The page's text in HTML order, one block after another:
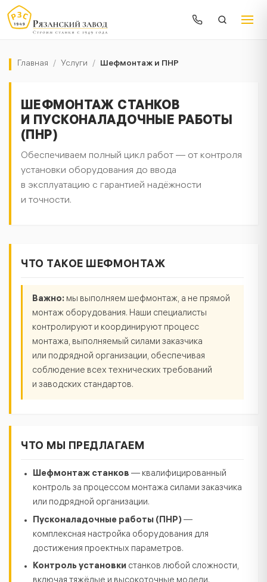
Главная / Услуги / Шефмонтаж и ПНР
ШЕФМОНТАЖ СТАНКОВ
И ПУСКОНАЛАДОЧНЫЕ РАБОТЫ
(ПНР)
Обеспечиваем полный цикл работ — от контроля
установки оборудования до ввода
в эксплуатацию с гарантией надёжности
и точности.
ЧТО ТАКОЕ ШЕФМОНТАЖ
Важно: мы выполняем шефмонтаж, а не прямой
монтаж оборудования. Наши специалисты
контролируют и координируют процесс
монтажа, выполняемый силами заказчика
или подрядной организации, обеспечивая
соблюдение всех технических требований
и заводских стандартов.
ЧТО МЫ ПРЕДЛАГАЕМ
Шефмонтаж станков — квалифицированный
контроль за процессом монтажа силами заказчика
или подрядной организации.
Пусконаладочные работы (ПНР)—
комплексная настройка оборудования для
достижения проектных параметров.
Контроль установки станков любой сложности,